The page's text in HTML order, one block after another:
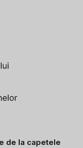
de la capetele